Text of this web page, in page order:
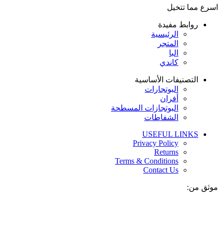
اسرع مما تتخيل
روابط مفيدة
الرئيسية
المتجر
البا
كاندي
التصنيفات الأساسية
البوتجارات
أفران
البوتجازات المسطحة
الشفاطات
USEFUL LINKS
Privacy Policy
Returns
Terms & Conditions
Contact Us
موثق من: